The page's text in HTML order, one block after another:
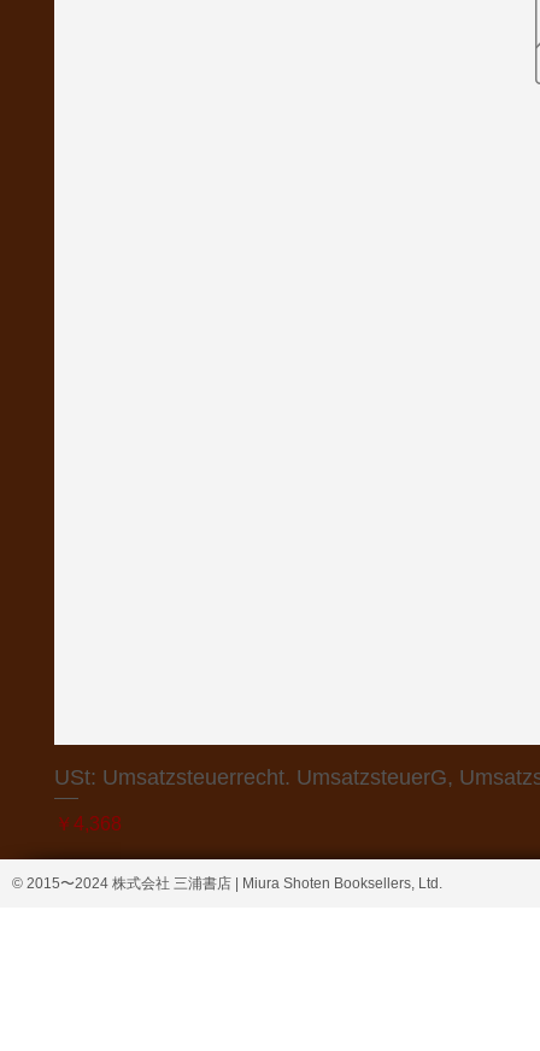
USt: Umsatzsteuerrecht. UmsatzsteuerG,
価格
￥4,368
© 2015〜2024 株式会社 三浦書店 | Miura Shoten Booksellers, Ltd.